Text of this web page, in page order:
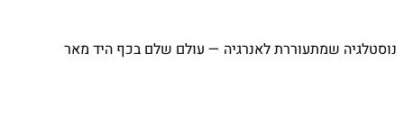
לאנרגיה — עולם שלם בכף היד מאר